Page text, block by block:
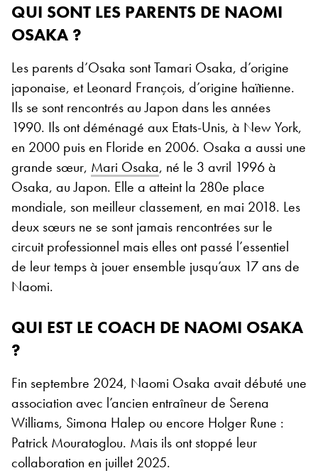
QUI SONT LES PARENTS DE NAOMI
OSAKA ?
Les parents d’Osaka sont Tamari Osaka, d’origine
japonaise, et Leonard François, d’origine haïtienne.
Ils se sont rencontrés au Japon dans les années
1990. Ils ont déménagé aux Etats-Unis, à New York,
en 2000 puis en Floride en 2006. Osaka a aussi une
grande sœur, Mari Osaka, né le 3 avril 1996 à
Osaka, au Japon. Elle a atteint la 280e place
mondiale, son meilleur classement, en mai 2018. Les
deux sœurs ne se sont jamais rencontrées sur le
circuit professionnel mais elles ont passé l’essentiel
de leur temps à jouer ensemble jusqu’aux 17 ans de
Naomi.
QUI EST LE COACH DE NAOMI OSAKA
?
Fin septembre 2024, Naomi Osaka avait débuté une
association avec l’ancien entraîneur de Serena
Williams, Simona Halep ou encore Holger Rune :
Patrick Mouratoglou. Mais ils ont stoppé leur
collaboration en juillet 2025.